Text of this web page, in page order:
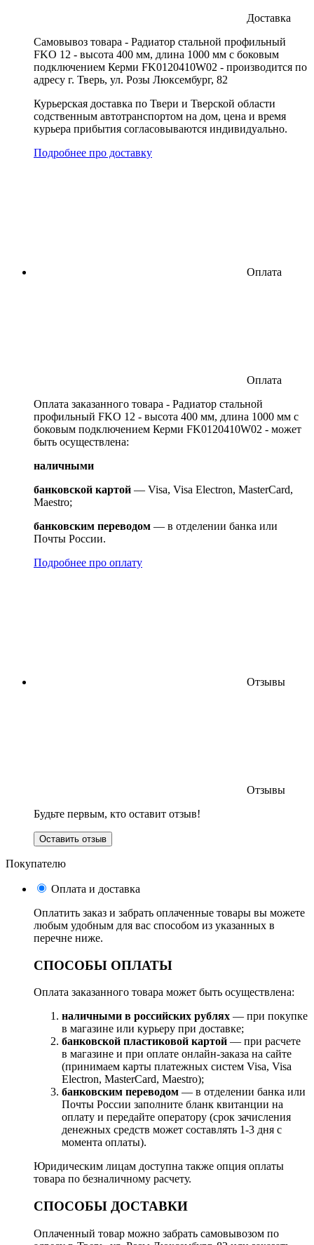
Доставка
Cамовывоз товара - Радиатор стальной профильный
FKO 12 - высота 400 мм, длина 1000 мм с боковым
подключением Керми FK0120410W02 - производится по
адресу г. Тверь, ул. Розы Люксембург, 82
Курьерская доставка по Твери и Тверской области
содственным автотранспортом на дом, цена и время
курьера прибытия согласовываются индивидуально.
Подробнее про доставку
Оплата
Оплата
Оплата заказанного товара - Радиатор стальной
профильный FKO 12 - высота 400 мм, длина 1000 мм с
боковым подключением Керми FK0120410W02 - может
быть осуществлена:
наличными
банковской картой — Visa, Visa Electron, MasterCard,
Maestro;
банковским переводом — в отделении банка или
Почты России.
Подробнее про оплату
Отзывы
Отзывы
Будьте первым, кто оставит отзыв!
Оставить отзыв
Покупателю
Оплата и доставка
Оплатить заказ и забрать оплаченные товары вы можете
любым удобным для вас способом из указанных в
перечне ниже.
СПОСОБЫ ОПЛАТЫ
Оплата заказанного товара может быть осуществлена:
наличными в российских рублях — при покупке
в магазине или курьеру при доставке;
банковской пластиковой картой — при расчете
в магазине и при оплате онлайн-заказа на сайте
(принимаем карты платежных систем Visa, Visa
Electron, MasterCard, Maestro);
банковским переводом — в отделении банка или
Почты России заполните бланк квитанции на
оплату и передайте оператору (срок зачисления
денежных средств может составлять 1-3 дня с
момента оплаты).
Юридическим лицам доступна также опция оплаты
товара по безналичному расчету.
СПОСОБЫ ДОСТАВКИ
Оплаченный товар можно забрать самовывозом по